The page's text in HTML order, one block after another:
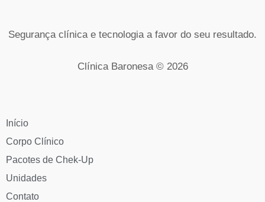
Segurança clínica e tecnologia a favor do seu resultado.
Clínica Baronesa © 2026
Início
Corpo Clínico
Pacotes de Chek-Up
Unidades
Contato